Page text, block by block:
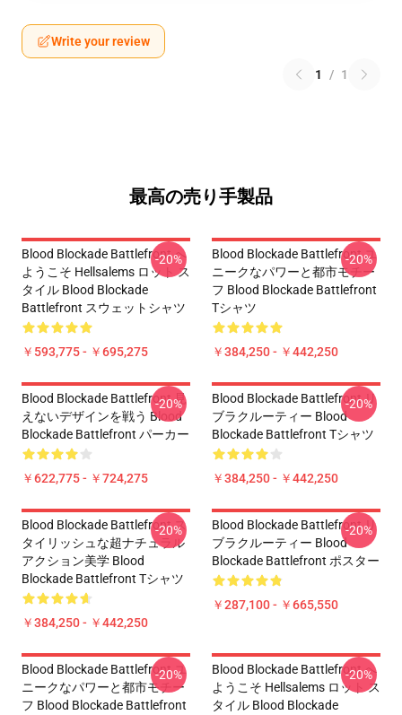
Write your review
1 / 1
最高の売り手製品
Blood Blockade Battlefront へ
ようこそ Hellsalems ロット ス
タイル Blood Blockade
Battlefront スウェットシャツ
￥593,775 - ￥695,275
-20%
Blood Blockade Battlefront ユ
ニークなパワーと都市モチー
フ Blood Blockade Battlefront
Tシャツ
￥384,250 - ￥442,250
-20%
Blood Blockade Battlefront 見
えないデザインを戦う Blood
Blockade Battlefront パーカー
￥622,775 - ￥724,275
-20%
Blood Blockade Battlefront リ
ブラクルーティー Blood
Blockade Battlefront Tシャツ
￥384,250 - ￥442,250
-20%
Blood Blockade Battlefront ス
タイリッシュな超ナチュラル
アクション美学 Blood
Blockade Battlefront Tシャツ
￥384,250 - ￥442,250
-20%
Blood Blockade Battlefront リ
ブラクルーティー Blood
Blockade Battlefront ポスター
￥287,100 - ￥665,550
-20%
Blood Blockade Battlefront ユ
ニークなパワーと都市モチー
フ Blood Blockade Battlefront
-20%
Blood Blockade Battlefront へ
ようこそ Hellsalems ロット ス
タイル Blood Blockade
-20%